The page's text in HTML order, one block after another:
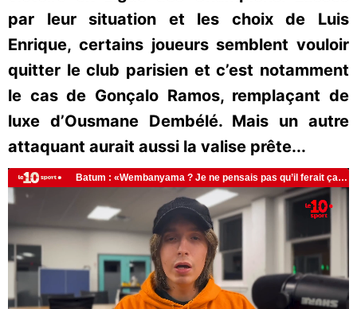
par leur situation et les choix de Luis
Enrique, certains joueurs semblent vouloir
quitter le club parisien et c’est notamment
le cas de Gonçalo Ramos, remplaçant de
luxe d’Ousmane Dembélé. Mais un autre
attaquant aurait aussi la valise prête...